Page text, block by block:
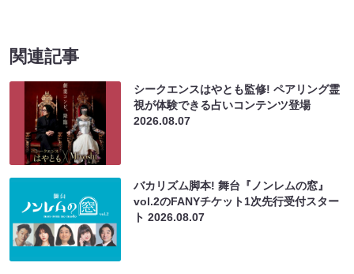
関連記事
シークエンスはやとも監修! ペアリング霊
視が体験できる占いコンテンツ登場
2026.08.07
バカリズム脚本! 舞台『ノンレムの窓』
vol.2のFANYチケット1次先行受付スター
ト2026.08.07